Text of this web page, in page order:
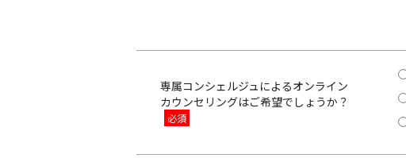
専属コンシェルジュによるオンライン
カウンセリングはご希望でしょうか？